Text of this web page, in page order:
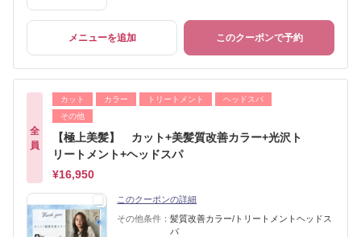
メニューを追加 このクーポンで予約
全
員
カット カラー トリートメント
ヘッドスパ
その他
【極上美髪】 カット+美髪質改善カラー+光沢ト
リートメント+ヘッドスパ
¥16,950
このクーポンの詳細
その他条件： 髪質改善カラー/トリートメントヘッドス
パ